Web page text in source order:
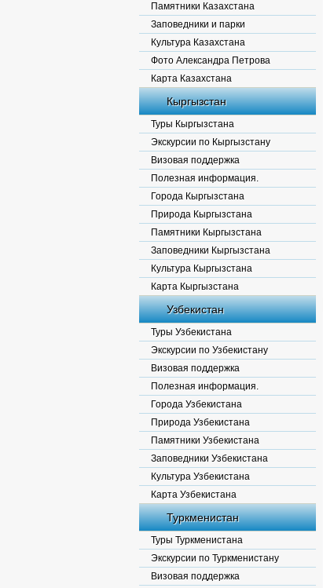
Памятники Казахстана
Заповедники и парки
Культура Казахстана
Фото Александра Петрова
Карта Казахстана
Кыргызстан
Туры Кыргызстана
Экскурсии по Кыргызстану
Визовая поддержка
Полезная информация.
Города Кыргызстана
Природа Кыргызстана
Памятники Кыргызстана
Заповедники Кыргызстана
Культура Кыргызстана
Карта Кыргызстана
Узбекистан
Туры Узбекистана
Экскурсии по Узбекистану
Визовая поддержка
Полезная информация.
Города Узбекистана
Природа Узбекистана
Памятники Узбекистана
Заповедники Узбекистана
Культура Узбекистана
Карта Узбекистана
Туркменистан
Туры Туркменистана
Экскурсии по Туркменистану
Визовая поддержка